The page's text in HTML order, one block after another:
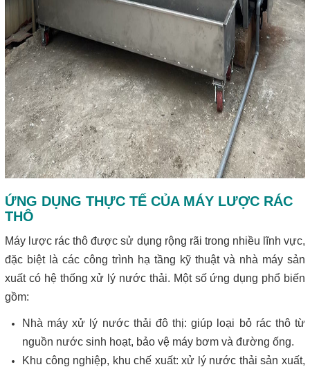
ỨNG DỤNG THỰC TẾ CỦA MÁY LƯỢC RÁC
THÔ
Máy lược rác thô được sử dụng rộng rãi trong nhiều lĩnh vực,
đặc biệt là các công trình hạ tầng kỹ thuật và nhà máy sản
xuất có hệ thống xử lý nước thải. Một số ứng dụng phổ biến
gồm:
Nhà máy xử lý nước thải đô thị: giúp loại bỏ rác thô từ
nguồn nước sinh hoạt, bảo vệ máy bơm và đường ống.
Khu công nghiệp, khu chế xuất: xử lý nước thải sản xuất,